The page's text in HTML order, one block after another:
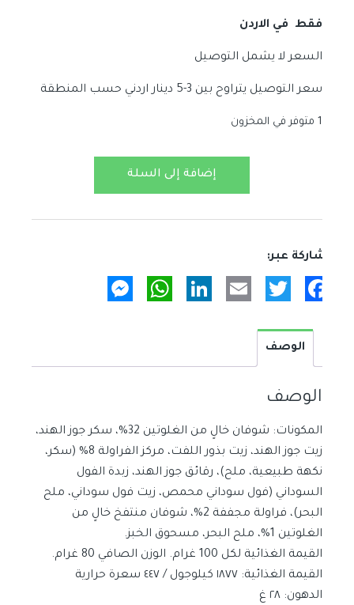
فقط في الاردن
السعر لا يشمل التوصيل
سعر التوصيل يتراوح بين 3-5 دينار اردني حسب المنطقة
1 متوفر في المخزون
خالي
الجلوتين
إضافة إلى السلة
Facebook
Twitter
LinkedIn
WhatsApp
الوصف
الوصف
المكونات: شوفان خالٍ من الغلوتين 32%، سكر جوز الهند،
زيت جوز الهند، زيت بذور اللفت، مركز الفراولة 8% (سكر،
نكهة طبيعية، ملح)، رقائق جوز الهند، زبدة الفول
السوداني (فول سوداني محمص، زيت فول سوداني، ملح
البحر)، فراولة مجففة 2%، شوفان منتفخ خالٍ من
الغلوتين 1%، ملح البحر، مسحوق الخبز.
القيمة الغذائية لكل 100 غرام. الوزن الصافي 80 غرام.
القيمة الغذائية: ١٨٧٧ كيلوجول / ٤٤٧ سعرة حرارية
الدهون: ٢٨ غ